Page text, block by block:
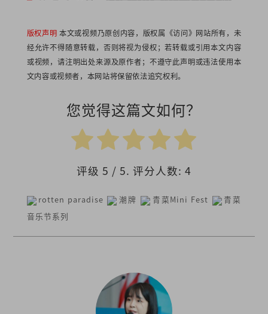
版权声明 本文或视频乃原创内容，版权属《访问》网站所有，未
经允许不得随意转载，否则将视为侵权；若转载或引用本文内容
或视频，请注明出处来源及原作者；不遵守此声明或违法使用本
文内容或视频者，本网站将保留依法追究权利。
您觉得这篇文如何？
评级 5 / 5. 评分人数: 4
rotten paradise 潮牌 青菜Mini Fest
青菜
音乐节系列